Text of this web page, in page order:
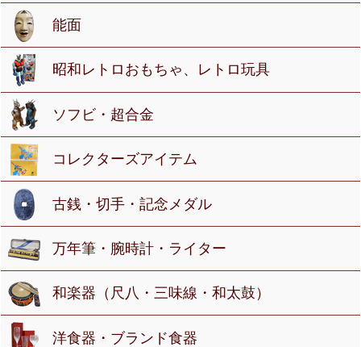
能面
昭和レトロおもちゃ、レトロ玩具
ソフビ・超合金
コレクターズアイテム
古銭・切手・記念メダル
万年筆・腕時計・ライター
和楽器（尺八・三味線・和太鼓）
洋食器・ブランド食器